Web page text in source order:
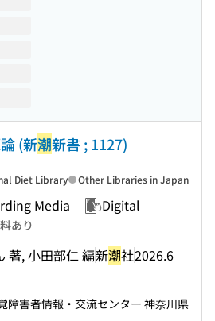
(新潮新書 ; 1127)
Media Digital
あり
著, 小田部仁 編新潮社2026.6
Diet Library Other Libraries in Japan
障害者情報・交流センター 神奈川県